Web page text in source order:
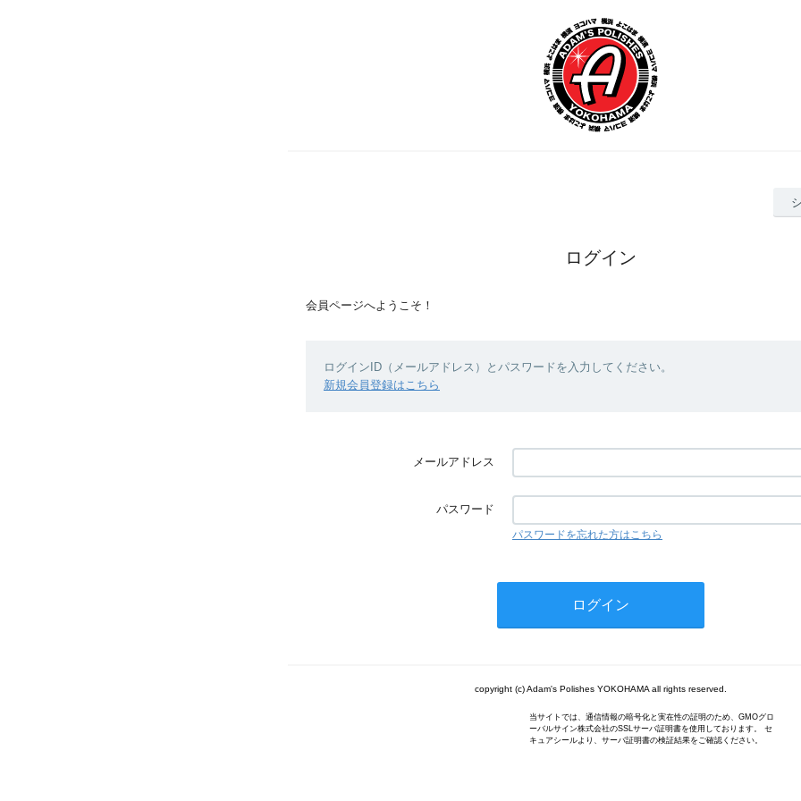
ログイン
会員ページへようこそ！
ログインID（メールアドレス）とパスワードを入力してください。
新規会員登録はこちら
メールアドレス
パスワード
パスワードを忘れた方はこちら
copyright (c) Adam's Polishes YOKOHAMA all rights reserved.
当サイトでは、通信情報の暗号化と実在性の証明のため、GMOグロ
ーバルサイン株式会社のSSLサーバ証明書を使用しております。 セ
キュアシールより、サーバ証明書の検証結果をご確認ください。